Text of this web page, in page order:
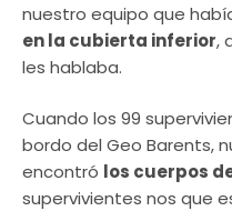
nuestro equipo que
en la cubierta inferior,
les hablaba.
Cuando los 99
bordo del Geo Barents,
encontró los cuerpos
supervivientes nos que